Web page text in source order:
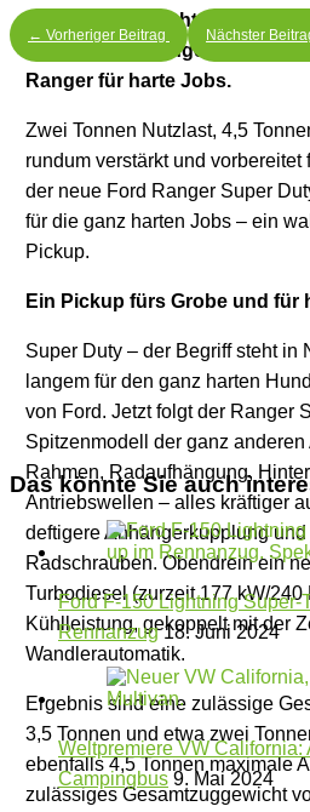
Er trägt mehr, zieht mehr.
Straße. Ford Ranger Super
Ranger für harte Jobs.
Zwei Tonnen Nutzlast, 4,5
rundum verstärkt und
der neue Ford Ranger Super
für die ganz harten Jobs – ein
Pickup.
Ein Pickup fürs Grobe und für
Super Duty – der Begriff steht in
langem für den ganz harten
von Ford. Jetzt folgt der Ranger
Spitzenmodell der ganz anderen
Rahmen, Radaufhängung,
Antriebswellen – alles kräftiger
deftigere Anhängerkupplung
Radschrauben. Obendrein ein
Turbodiesel (zurzeit 177 kW/
Kühlleistung, gekoppelt mit der
Wandlerautomatik.
Ergebnis sind eine zulässige
3,5 Tonnen und etwa zwei
ebenfalls 4,5 Tonnen maximale
zulässiges Gesamtzuggewicht
← Vorheriger Beitrag Nächster
Das könnte Sie auch
Ford F-150 Lightning Super-
Rennanzug18. Juni 2024
Weltpremiere VW California:
Campingbus 9. Mai 2024